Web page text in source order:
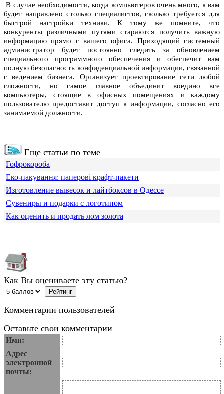
В случае необходимости, когда компьютеров очень много, к вам
будет направлено столько специалистов, сколько требуется для
быстрой настройки техники. К тому же помните, что
конкуренты различными путями стараются получить важную
информацию прямо с вашего офиса. Приходящий системный
администратор будет постоянно следить за обновлением
специального программного обеспечения и обеспечит вам
полную безопасность конфиденциальной информации, связанной
с ведением бизнеса. Организует проектирование сети любой
сложности, но самое главное объединит воедино все
компьютеры, стоящие в офисных помещениях и каждому
пользователю предоставит доступ к информации, согласно его
занимаемой должности.
Еще статьи по теме
Гофрокороба
Еко-пакування: паперові крафт-пакети
Изготовление вывесок и лайтбоксов в Одессе
Сувениры и подарки с логотипом
Как оценить и продать лом золота
Как Вы оцениваете эту статью?
Комментарии пользователей
Оставьте свои комментарии
Имя:
Адрес
электронной
почты: